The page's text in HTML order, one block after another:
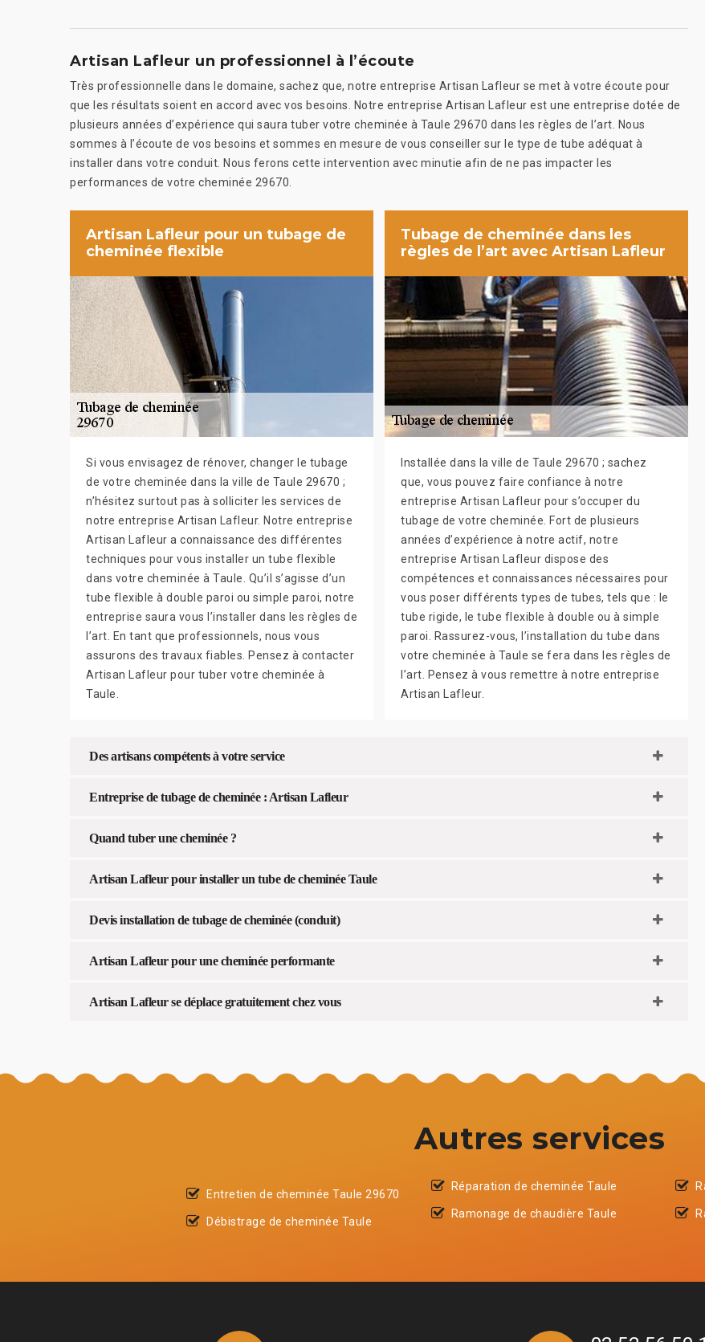
Artisan Lafleur un professionnel à l’écoute
Très professionnelle dans le domaine, sachez que, notre entreprise Artisan Lafleur se met à votre écoute pour
que les résultats soient en accord avec vos besoins. Notre entreprise Artisan Lafleur est une entreprise dotée de
plusieurs années d’expérience qui saura tuber votre cheminée à Taule 29670 dans les règles de l’art. Nous
sommes à l’écoute de vos besoins et sommes en mesure de vous conseiller sur le type de tube adéquat à
installer dans votre conduit. Nous ferons cette intervention avec minutie afin de ne pas impacter les
performances de votre cheminée 29670.
Artisan Lafleur pour un tubage de
cheminée flexible
Si vous envisagez de rénover, changer le tubage
de votre cheminée dans la ville de Taule 29670 ;
n’hésitez surtout pas à solliciter les services de
notre entreprise Artisan Lafleur. Notre entreprise
Artisan Lafleur a connaissance des différentes
techniques pour vous installer un tube flexible
dans votre cheminée à Taule. Qu’il s’agisse d’un
tube flexible à double paroi ou simple paroi, notre
entreprise saura vous l’installer dans les règles de
l’art. En tant que professionnels, nous vous
assurons des travaux fiables. Pensez à contacter
Artisan Lafleur pour tuber votre cheminée à
Taule.
Tubage de cheminée dans les
règles de l’art avec Artisan Lafleur
Installée dans la ville de Taule 29670 ; sachez
que, vous pouvez faire confiance à notre
entreprise Artisan Lafleur pour s’occuper du
tubage de votre cheminée. Fort de plusieurs
années d’expérience à notre actif, notre
entreprise Artisan Lafleur dispose des
compétences et connaissances nécessaires pour
vous poser différents types de tubes, tels que : le
tube rigide, le tube flexible à double ou à simple
paroi. Rassurez-vous, l’installation du tube dans
votre cheminée à Taule se fera dans les règles de
l’art. Pensez à vous remettre à notre entreprise
Artisan Lafleur.
Des artisans compétents à votre service
Entreprise de tubage de cheminée : Artisan Lafleur
Quand tuber une cheminée ?
Artisan Lafleur pour installer un tube de cheminée Taule
Devis installation de tubage de cheminée (conduit)
Artisan Lafleur pour une cheminée performante
Artisan Lafleur se déplace gratuitement chez vous
Autres services
Entretien de cheminée Taule 29670
Débistrage de cheminée Taule
Réparation de cheminée Taule
Ramonage de chaudière Taule